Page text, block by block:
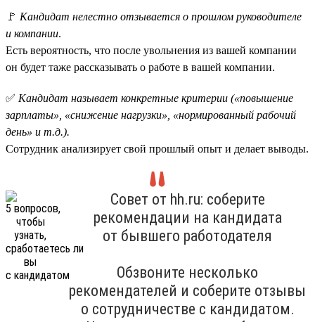
🚩 Кандидат нелестно отзывается о прошлом руководителе
и компании.
Есть вероятность, что после увольнения из вашей компании
он будет таже рассказывать о работе в вашей компании.
✅ Кандидат называет конкретные критерии («повышение
зарплаты», «снижение нагрузки», «нормированный рабочий
день» и т.д.).
Сотрудник анализирует свой прошлый опыт и делает выводы.
Совет от hh.ru: соберите
рекомендации на кандидата
от бывшего работодателя
Обзвоните несколько
рекомендателей и соберите отзывы
о сотрудничестве с кандидатом.